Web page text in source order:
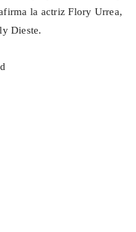
la actriz Flory Urrea,
Dieste.